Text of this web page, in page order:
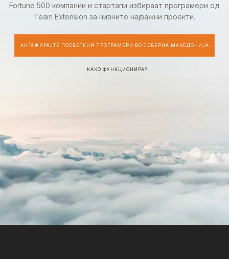
Fortune 500 компании и стартапи избираат програмери од
Team Extension за нивните најважни проекти.
АНГАЖИРАЈТЕ ПОСВЕТЕНИ ПРОГРАМЕРИ ВО СЕВЕРНА МАКЕДОНИЈА
КАКО ФУНКЦИОНИРА?